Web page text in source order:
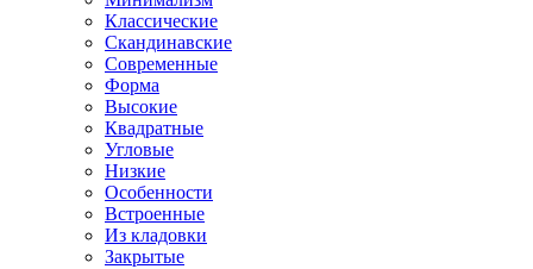
Классические
Скандинавские
Современные
Форма
Высокие
Квадратные
Угловые
Низкие
Особенности
Встроенные
Из кладовки
Закрытые